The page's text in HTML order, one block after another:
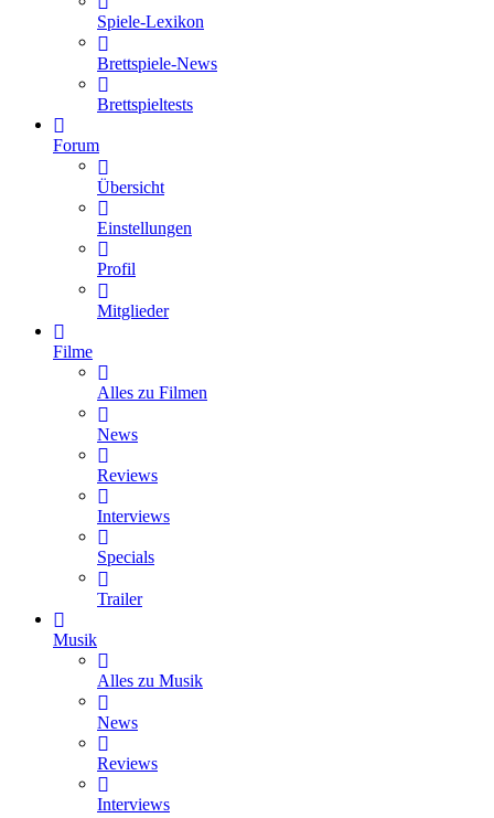
Spiele-Lexikon
Brettspiele-News
Brettspieltests
Forum
Übersicht
Einstellungen
Profil
Mitglieder
Filme
Alles zu Filmen
News
Reviews
Interviews
Specials
Trailer
Musik
Alles zu Musik
News
Reviews
Interviews